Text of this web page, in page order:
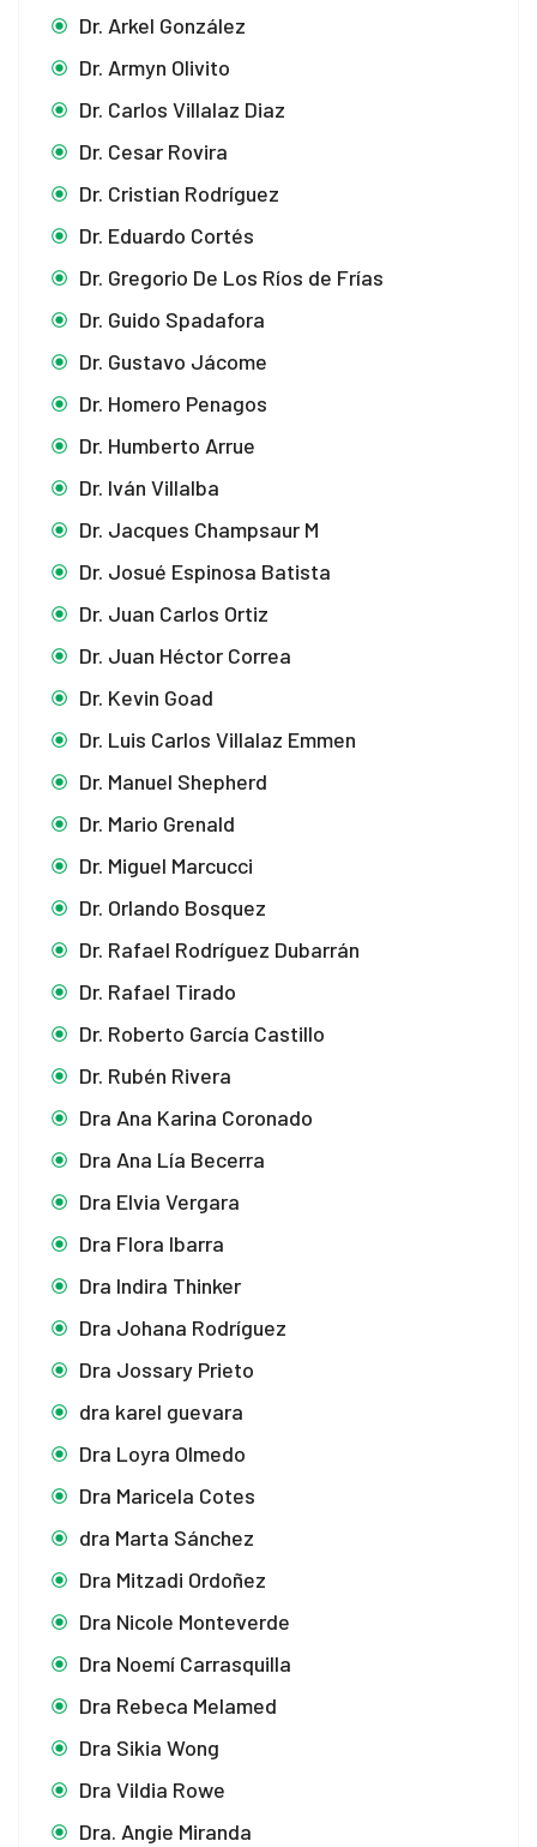
Dr. Arkel González
Dr. Armyn Olivito
Dr. Carlos Villalaz Diaz
Dr. Cesar Rovira
Dr. Cristian Rodríguez
Dr. Eduardo Cortés
Dr. Gregorio De Los Ríos de Frías
Dr. Guido Spadafora
Dr. Gustavo Jácome
Dr. Homero Penagos
Dr. Humberto Arrue
Dr. Iván Villalba
Dr. Jacques Champsaur M
Dr. Josué Espinosa Batista
Dr. Juan Carlos Ortiz
Dr. Juan Héctor Correa
Dr. Kevin Goad
Dr. Luis Carlos Villalaz Emmen
Dr. Manuel Shepherd
Dr. Mario Grenald
Dr. Miguel Marcucci
Dr. Orlando Bosquez
Dr. Rafael Rodríguez Dubarrán
Dr. Rafael Tirado
Dr. Roberto García Castillo
Dr. Rubén Rivera
Dra Ana Karina Coronado
Dra Ana Lía Becerra
Dra Elvia Vergara
Dra Flora Ibarra
Dra Indira Thinker
Dra Johana Rodríguez
Dra Jossary Prieto
dra karel guevara
Dra Loyra Olmedo
Dra Maricela Cotes
dra Marta Sánchez
Dra Mitzadi Ordoñez
Dra Nicole Monteverde
Dra Noemí Carrasquilla
Dra Rebeca Melamed
Dra Sikia Wong
Dra Vildia Rowe
Dra. Angie Miranda